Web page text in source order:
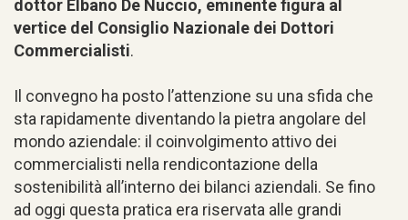
dottor Elbano De Nuccio, eminente figura al
vertice del Consiglio Nazionale dei Dottori
Commercialisti.
Il convegno ha posto l’attenzione su una sfida che
sta rapidamente diventando la pietra angolare del
mondo aziendale: il coinvolgimento attivo dei
commercialisti nella rendicontazione della
sostenibilità all’interno dei bilanci aziendali. Se fino
ad oggi questa pratica era riservata alle grandi